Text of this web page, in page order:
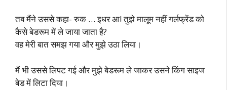
तब मैंने उससे कहा- रुक … इधर आ! तुझे मालूम नहीं गर्लफ्रेंड को
कैसे बेडरूम में ले जाया जाता है?
वह मेरी बात समझ गया और मुझे उठा लिया।
मैं भी उससे लिपट गई और मुझे बेडरूम ले जाकर उसने किंग साइज
बेड में लिटा दिया।